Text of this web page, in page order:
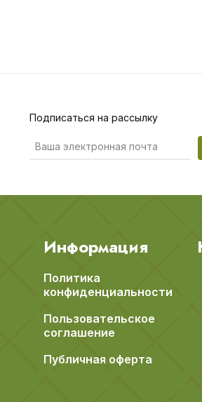
Подписаться на рассылку
Информация
Политика
конфиденциальности
Пользовательское
соглашение
Публичная оферта